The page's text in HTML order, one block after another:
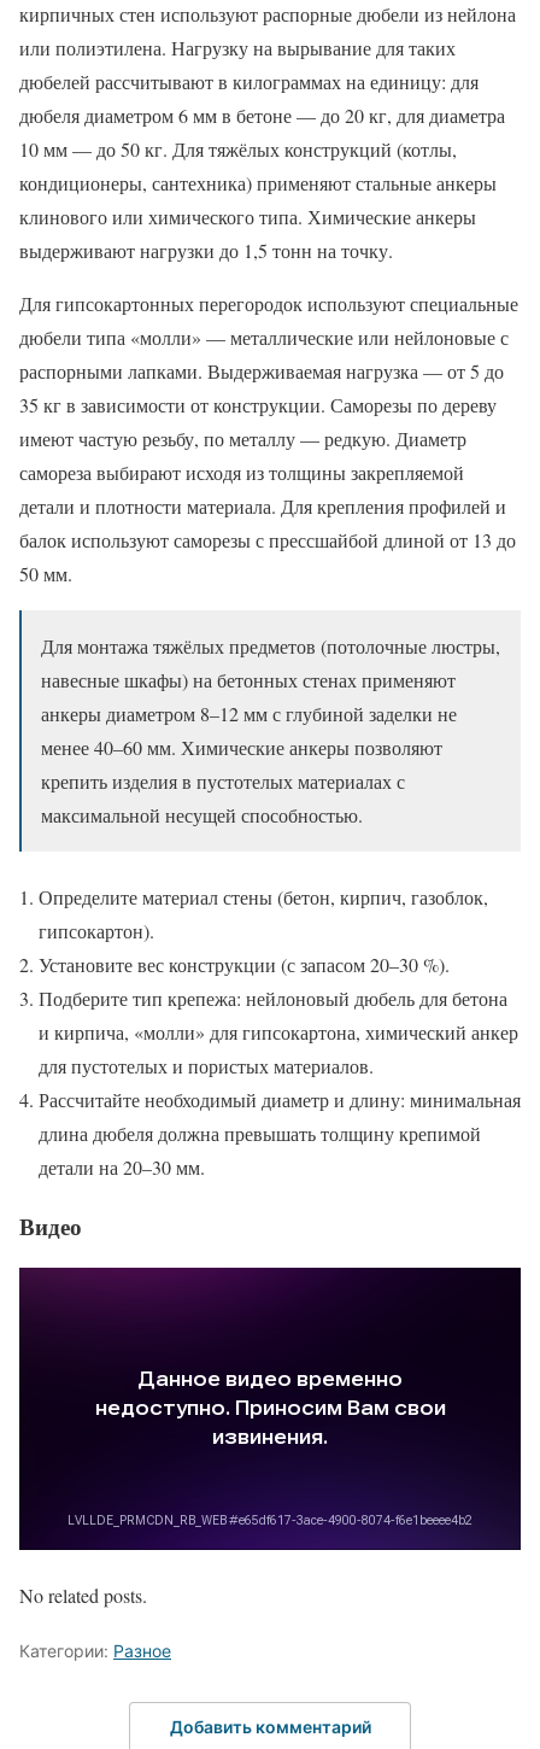
кирпичных стен используют распорные дюбели из нейлона
или полиэтилена. Нагрузку на вырывание для таких
дюбелей рассчитывают в килограммах на единицу: для
дюбеля диаметром 6 мм в бетоне — до 20 кг, для диаметра
10 мм — до 50 кг. Для тяжёлых конструкций (котлы,
кондиционеры, сантехника) применяют стальные анкеры
клинового или химического типа. Химические анкеры
выдерживают нагрузки до 1,5 тонн на точку.
Для гипсокартонных перегородок используют специальные
дюбели типа «молли» — металлические или нейлоновые с
распорными лапками. Выдерживаемая нагрузка — от 5 до
35 кг в зависимости от конструкции. Саморезы по дереву
имеют частую резьбу, по металлу — редкую. Диаметр
самореза выбирают исходя из толщины закрепляемой
детали и плотности материала. Для крепления профилей и
балок используют саморезы с прессшайбой длиной от 13 до
50 мм.
Для монтажа тяжёлых предметов (потолочные люстры,
навесные шкафы) на бетонных стенах применяют
анкеры диаметром 8–12 мм с глубиной заделки не
менее 40–60 мм. Химические анкеры позволяют
крепить изделия в пустотелых материалах с
максимальной несущей способностью.
Определите материал стены (бетон, кирпич, газоблок,
гипсокартон).
Установите вес конструкции (с запасом 20–30 %).
Подберите тип крепежа: нейлоновый дюбель для бетона
и кирпича, «молли» для гипсокартона, химический анкер
для пустотелых и пористых материалов.
Рассчитайте необходимый диаметр и длину: минимальная
длина дюбеля должна превышать толщину крепимой
детали на 20–30 мм.
Видео
No related posts.
Категории: Разное
Добавить комментарий